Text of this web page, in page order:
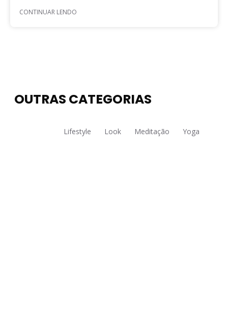
CONTINUAR LENDO
OUTRAS CATEGORIAS
Lifestyle Look Meditação Yoga